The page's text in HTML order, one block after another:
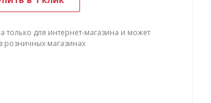
только для интернет-магазина и может
розничных магазинах